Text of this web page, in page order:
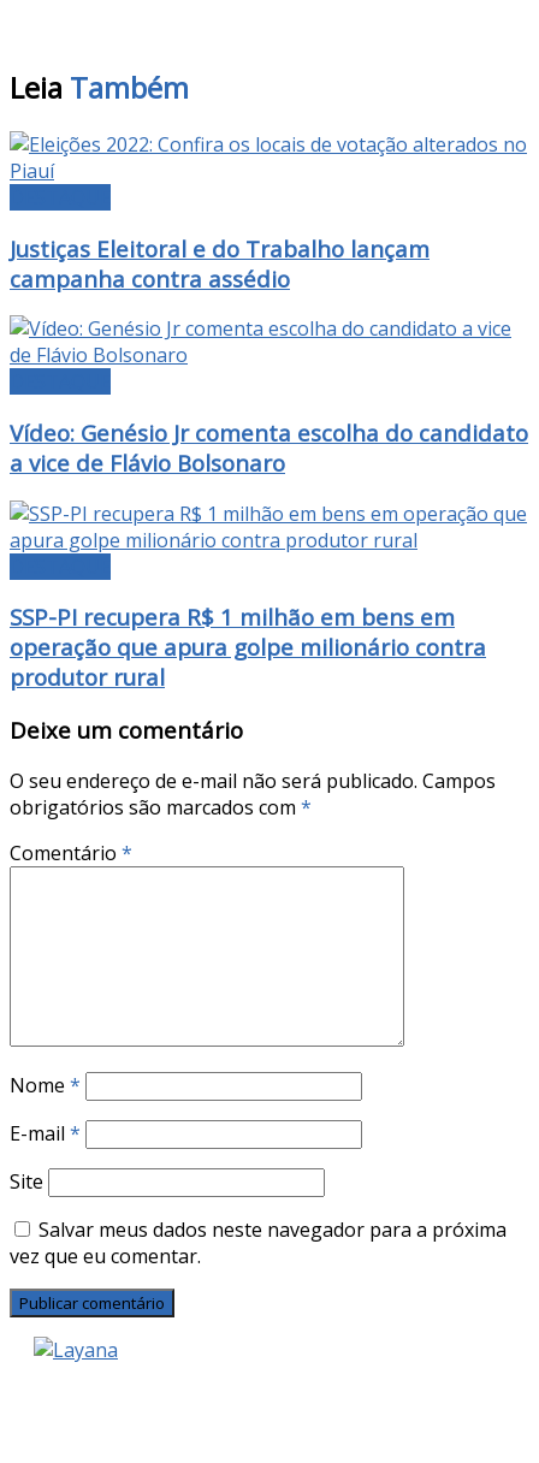
Leia Também
Justiças Eleitoral e do Trabalho lançam
campanha contra assédio
Vídeo: Genésio Jr comenta escolha do candidato
a vice de Flávio Bolsonaro
SSP-PI recupera R$ 1 milhão em bens em
operação que apura golpe milionário contra
produtor rural
Deixe um comentário
O seu endereço de e-mail não será publicado. Campos
obrigatórios são marcados com *
Comentário *
Nome *
E-mail *
Site
Salvar meus dados neste navegador para a próxima
vez que eu comentar.